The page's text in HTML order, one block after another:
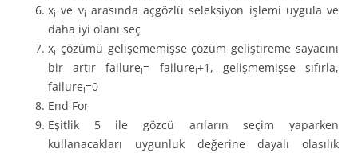
xi ve vi arasında açgözlü seleksiyon işlemi uygula ve
daha iyi olanı seç
xi çözümü gelişememişse çözüm geliştireme sayacını
bir artır failurei= failurei+1, gelişmemişse sıfırla,
failurei=0
End For
Eşitlik 5 ile gözcü arıların seçim yaparken
kullanacakları uygunluk değerine dayalı olasılık